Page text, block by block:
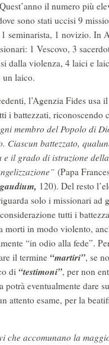
il numero più
sono stati uccisi 9
seminarista, 1 novizio. In
1 Vescovo, 3
dalla violenza, 4 laici e
un laico.
l’Agenzia Fides usa
i battezzati, riconoscendo
membro del Popolo di
Ciascun battezzato,
e il grado di istruzione
(Papa
120). Del resto
solo i missionari ad
tutti i
morti in modo violento,
“in odio alla fede”.
il termine “martiri”, se
di “testimoni”, per non
potrà eventualmente dare
attento esame, per la
che accomunano la